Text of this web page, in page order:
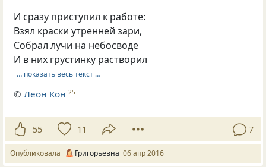
И сразу приступил к работе:
Взял краски утренней зари,
Собрал лучи на небосводе
И в них грустинку растворил
… показать весь текст …
©Леон Кон 25
55 11 7
Опубликовала Григорьевна 06 апр 2016